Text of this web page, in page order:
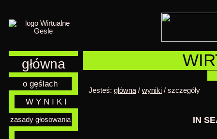
główna
o gęślach
W Y N I K I
zasady głosowania
Jesteś: główna / wyniki / szczegóły
IN